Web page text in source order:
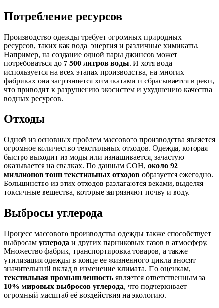
Потребление ресурсов
Производство одежды требует огромных природных
ресурсов, таких как вода, энергия и различные химикаты.
Например, на создание одной пары джинсов может
потребоваться до 7 500 литров воды. И хотя вода
используется на всех этапах производства, на многих
фабриках она загрязняется химикатами и сбрасывается в реки,
что приводит к разрушению экосистем и ухудшению качества
водных ресурсов.
Отходы
Одной из основных проблем массового производства является
огромное количество текстильных отходов. Одежда, которая
быстро выходит из моды или изнашивается, зачастую
оказывается на свалках. По данным ООН, около 92
миллионов тонн текстильных отходов образуется ежегодно.
Большинство из этих отходов разлагаются веками, выделяя
токсичные вещества, которые загрязняют почву и воду.
Выбросы углерода
Процесс массового производства одежды также способствует
выбросам углерода и других парниковых газов в атмосферу.
Множество фабрик, транспортировка товаров, а также
утилизация одежды в конце ее жизненного цикла вносят
значительный вклад в изменение климата. По оценкам,
текстильная промышленность является ответственным за
10% мировых выбросов углерода, что подчеркивает
огромный масштаб её воздействия на экологию.